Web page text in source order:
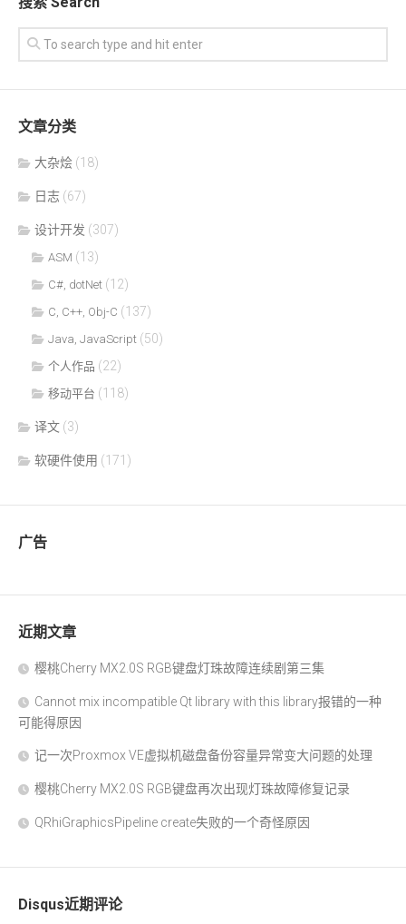
文章分类
大杂烩 (18)
日志 (67)
设计开发 (307)
ASM (13)
C#, dotNet (12)
C, C++, Obj-C (137)
Java, JavaScript (50)
个人作品 (22)
移动平台 (118)
译文 (3)
软硬件使用 (171)
广告
近期文章
樱桃Cherry MX2.0S RGB键盘灯珠故障连续剧第三集
Cannot mix incompatible Qt library with this library报错的一种
可能得原因
记一次Proxmox VE虚拟机磁盘备份容量异常变大问题的处理
樱桃Cherry MX2.0S RGB键盘再次出现灯珠故障修复记录
QRhiGraphicsPipeline create失败的一个奇怪原因
Disqus近期评论